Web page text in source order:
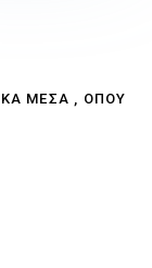
ΜΕΣΑ , ΟΠΟΥ